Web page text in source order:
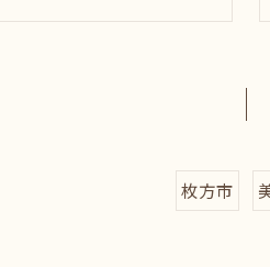
枚方市